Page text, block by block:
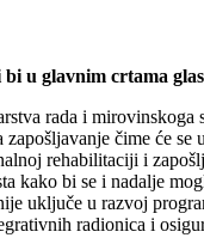
u glavnim crtama
rada i
čime će
rehabilitaciji i
kako bi se i nadalje
uključe u razvoj
radionica i